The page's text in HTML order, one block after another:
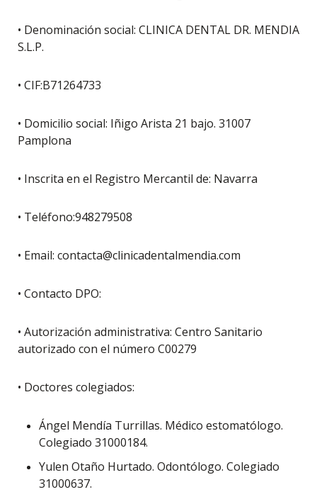
• Denominación social: CLINICA DENTAL DR. MENDIA
S.L.P.
• CIF:B71264733
• Domicilio social: Iñigo Arista 21 bajo. 31007
Pamplona
• Inscrita en el Registro Mercantil de: Navarra
• Teléfono:948279508
• Email: contacta@clinicadentalmendia.com
• Contacto DPO:
• Autorización administrativa: Centro Sanitario
autorizado con el número C00279
• Doctores colegiados:
Ángel Mendía Turrillas. Médico estomatólogo.
Colegiado 31000184.
Yulen Otaño Hurtado. Odontólogo. Colegiado
31000637.